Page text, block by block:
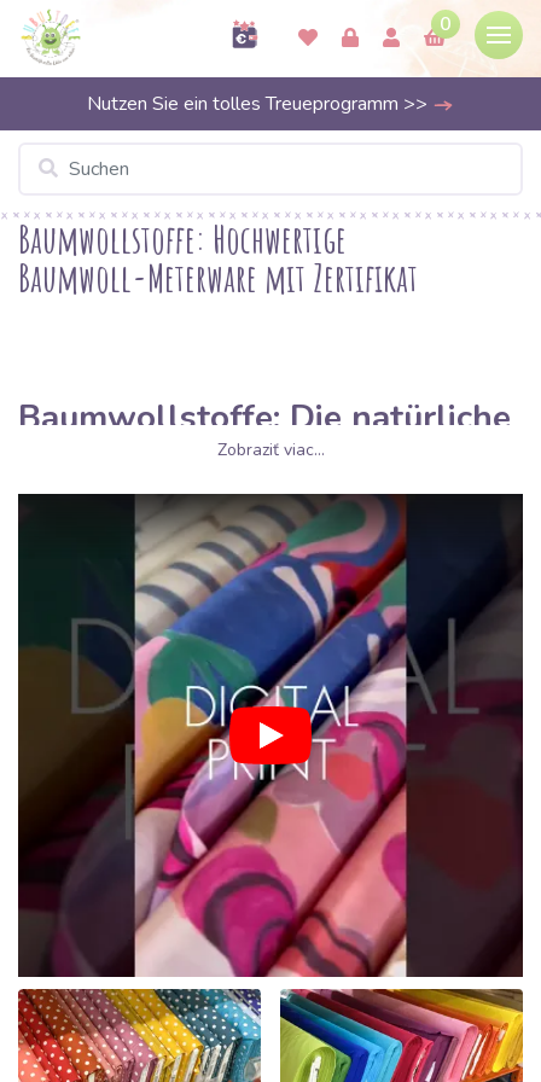
0
Nutzen Sie ein tolles Treueprogramm >>
Baumwollstoffe: Hochwertige
Baumwoll-Meterware mit Zertifikat
Baumwollstoffe: Die natürliche
Basis für jedes kreative
Nähprojekt
Suchen Sie ein Material, das sich seit Generationen bewährt hat,
angenehm im Griff und maximal vielseitig ist?Baumwollstoffe
sind der Grundbaustein jeder Nähwerkstatt. Bei Bubustoffe
bieten wir Ihnen eine Welt voller Farben, Muster und Texturen, in
der Liebhaber von Klassik und modernem Design gleichermaßen
auf ihre Kosten kommen. Baumwolle ist dank ihrer
Atmungsaktivität, Saugfähigkeit und Strapazierfähigkeit die
ideale Wahl für Anfänger und Profis.
Entdecken Sie die Vielfalt der
Baumwolle bei Bubustoffe
Unser Sortiment an Baumwoll-Meterware ist sorgfältig
ausgewählt, damit Sie genau das finden, was Ihr Projekt
erfordert:
Baumwollwebware:
Ein fester und stabiler Klassiker,
ideal für Bettwäsche, Kissen, Nestchen sowie
Einkaufstaschen oder Dekorationen.
Designer-Baumwolle mit Digitaldruck:Für einzigartige
Zobraziť viac...